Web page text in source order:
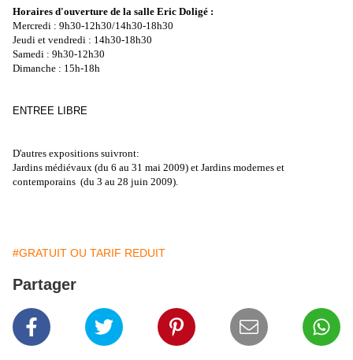
Horaires d'ouverture de la salle Eric Doligé :
Mercredi : 9h30-12h30/14h30-18h30
Jeudi et vendredi : 14h30-18h30
Samedi : 9h30-12h30
Dimanche : 15h-18h
ENTREE LIBRE
D'autres expositions suivront:
Jardins médiévaux (du 6 au 31 mai 2009) et Jardins modernes et
contemporains (du 3 au 28 juin 2009).
#GRATUIT OU TARIF REDUIT
Partager